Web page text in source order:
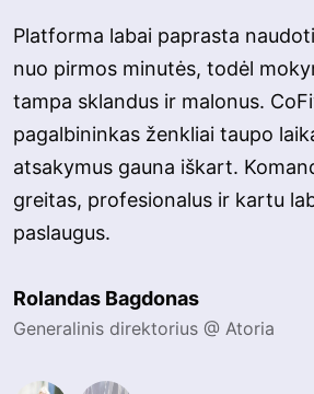
Platforma labai paprasta
nuo pirmos minutės, todėl
tampa sklandus ir malonus.
pagalbininkas ženkliai taupo
atsakymus gauna iškart.
greitas, profesionalus ir kartu
paslaugus.
Rolandas Bagdonas
Generalinis direktorius @ Atoria